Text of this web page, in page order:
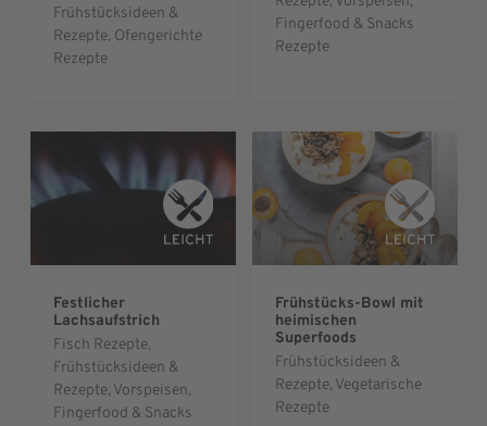
Frühstücksideen &
Rezepte, Ofengerichte
Rezepte
Fingerfood & Snacks
Rezepte
Festlicher
Lachsaufstrich
Fisch Rezepte,
Frühstücksideen &
Rezepte, Vorspeisen,
Fingerfood & Snacks
Frühstücks-Bowl mit
heimischen
Superfoods
Frühstücksideen &
Rezepte, Vegetarische
Rezepte